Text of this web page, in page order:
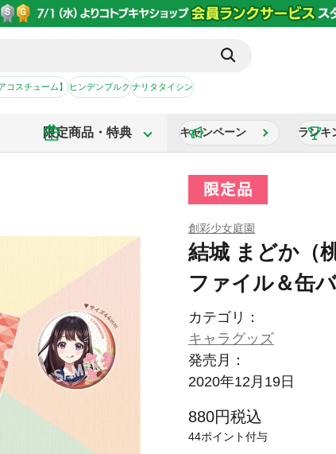
コスチューム】ヒンデンブルクナリタタイシン
限定商品・特典 キャンペーン ランキ
創彩少女庭園
結城 まどか（
ファイル＆缶
カテゴリ：
キャラグッズ
発売月：
2020年12月19日
880円税込
44ポイント付与